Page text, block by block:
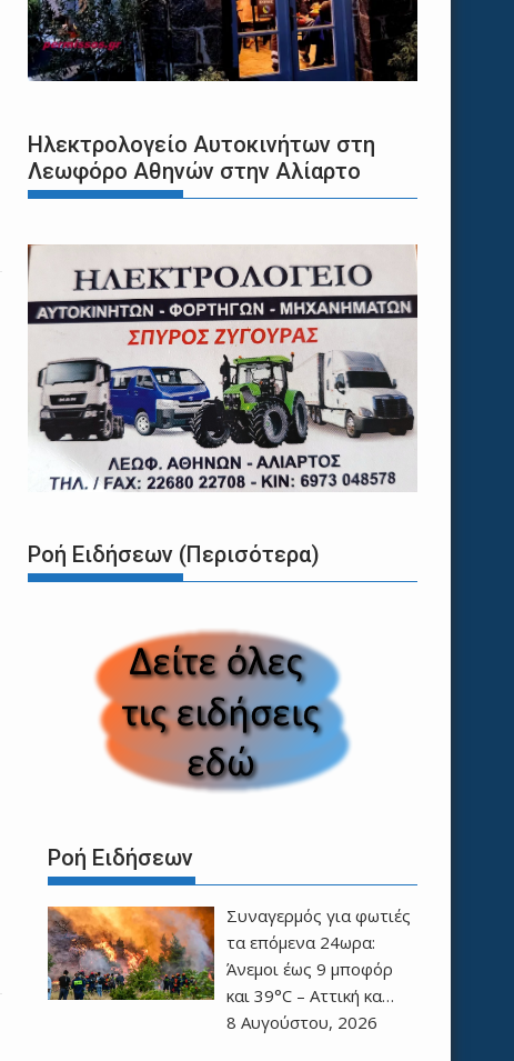
Ηλεκτρολογείο Αυτοκινήτων στη
Λεωφόρο Αθηνών στην Αλίαρτο
Ροή Ειδήσεων (Περισότερα)
Ροή Ειδήσεων
Συναγερμός για φωτιές
τα επόμενα 24ωρα:
Άνεμοι έως 9 μποφόρ
και 39°C – Αττική κα…
8 Αυγούστου, 2026